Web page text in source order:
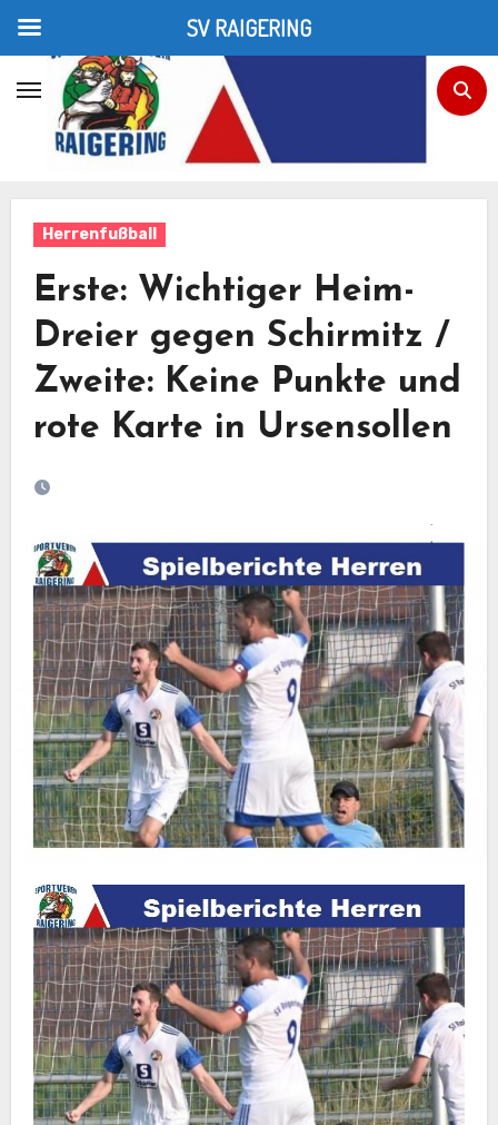
Inhalt
springen
Home
Herrenfußball
Erste: Wichtiger Heim-Dreier gegen Schirmitz / Zweite:
Keine Punkte und rote Karte in Ursensollen
Herrenfußball
Erste: Wichtiger Heim-
Dreier gegen Schirmitz /
Zweite: Keine Punkte und
rote Karte in Ursensollen
SV RAIGERING